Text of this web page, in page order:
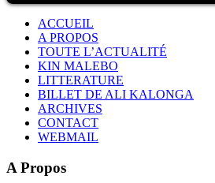
ACCUEIL
A PROPOS
TOUTE L’ACTUALITÉ
KIN MALEBO
LITTERATURE
BILLET DE ALI KALONGA
ARCHIVES
CONTACT
WEBMAIL
A Propos